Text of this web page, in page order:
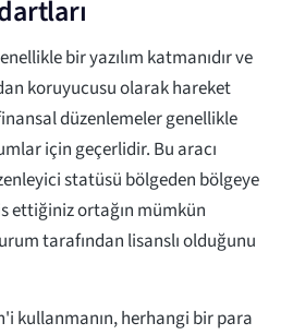
bir yazılım katmanıdır ve
koruyucusu olarak hareket
düzenlemeler genellikle
için geçerlidir. Bu aracı
statüsü bölgeden bölgeye
ettiğiniz ortağın mümkün
tarafından lisanslı olduğunu
kullanmanın, herhangi bir para